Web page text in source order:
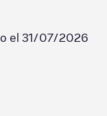
el 31/07/2026